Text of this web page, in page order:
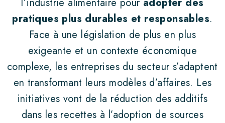
Lyon biscuit
Sira
Premium
La Croquille
ACTUALITÉS
pratiques plus durables et responsables.
Face à une législation de plus en plus
exigeante et un contexte économique
complexe, les entreprises du secteur s’adaptent
en transformant leurs modèles d’affaires. Les
initiatives vont de la réduction des additifs
dans les recettes à l’adoption de sources